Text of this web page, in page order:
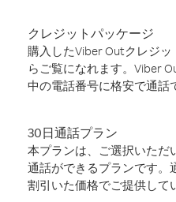
クレジットパッケージ
購入したViber Outクレジ
らご覧になれます。Viber
中の電話番号に格安で通話
30日通話プラン
本プランは、ご選択いただ
通話ができるプランです。
割引いた価格でご提供して